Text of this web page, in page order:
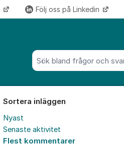
Sök bland alla inlägg
Följ oss på Linkedin
Sortera inläggen
Nyast
Senaste aktivitet
Flest kommentarer